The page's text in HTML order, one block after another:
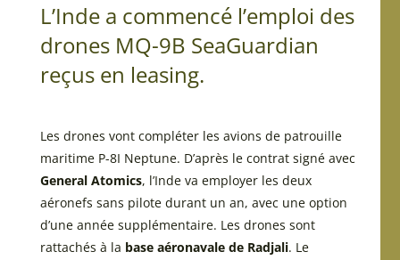
L’Inde a commencé l’emploi des
drones MQ-9B SeaGuardian
reçus en leasing.
Les drones vont compléter les avions de patrouille
maritime P-8I Neptune. D’après le contrat signé avec
General Atomics, l’Inde va employer les deux
aéronefs sans pilote durant un an, avec une option
d’une année supplémentaire. Les drones sont
rattachés à la base aéronavale de Radjali. Le